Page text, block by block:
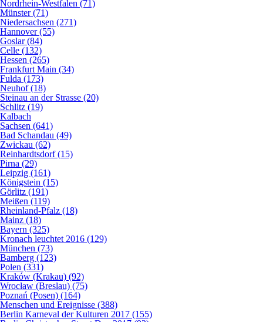
Nordrhein-Westfalen (71)
Münster (71)
Niedersachsen (271)
Hannover (55)
Goslar (84)
Celle (132)
Hessen (265)
Frankfurt Main (34)
Fulda (173)
Neuhof (18)
Steinau an der Strasse (20)
Schlitz (19)
Kalbach
Sachsen (641)
Bad Schandau (49)
Zwickau (62)
Reinhardtsdorf (15)
Pirna (29)
Leipzig (161)
Königstein (15)
Görlitz (191)
Meißen (119)
Rheinland-Pfalz (18)
Mainz (18)
Bayern (325)
Kronach leuchtet 2016 (129)
München (73)
Bamberg (123)
Polen (331)
Kraków (Krakau) (92)
Wrocław (Breslau) (75)
Poznań (Posen) (164)
Menschen und Ereignisse (388)
Berlin Karneval der Kulturen 2017 (155)